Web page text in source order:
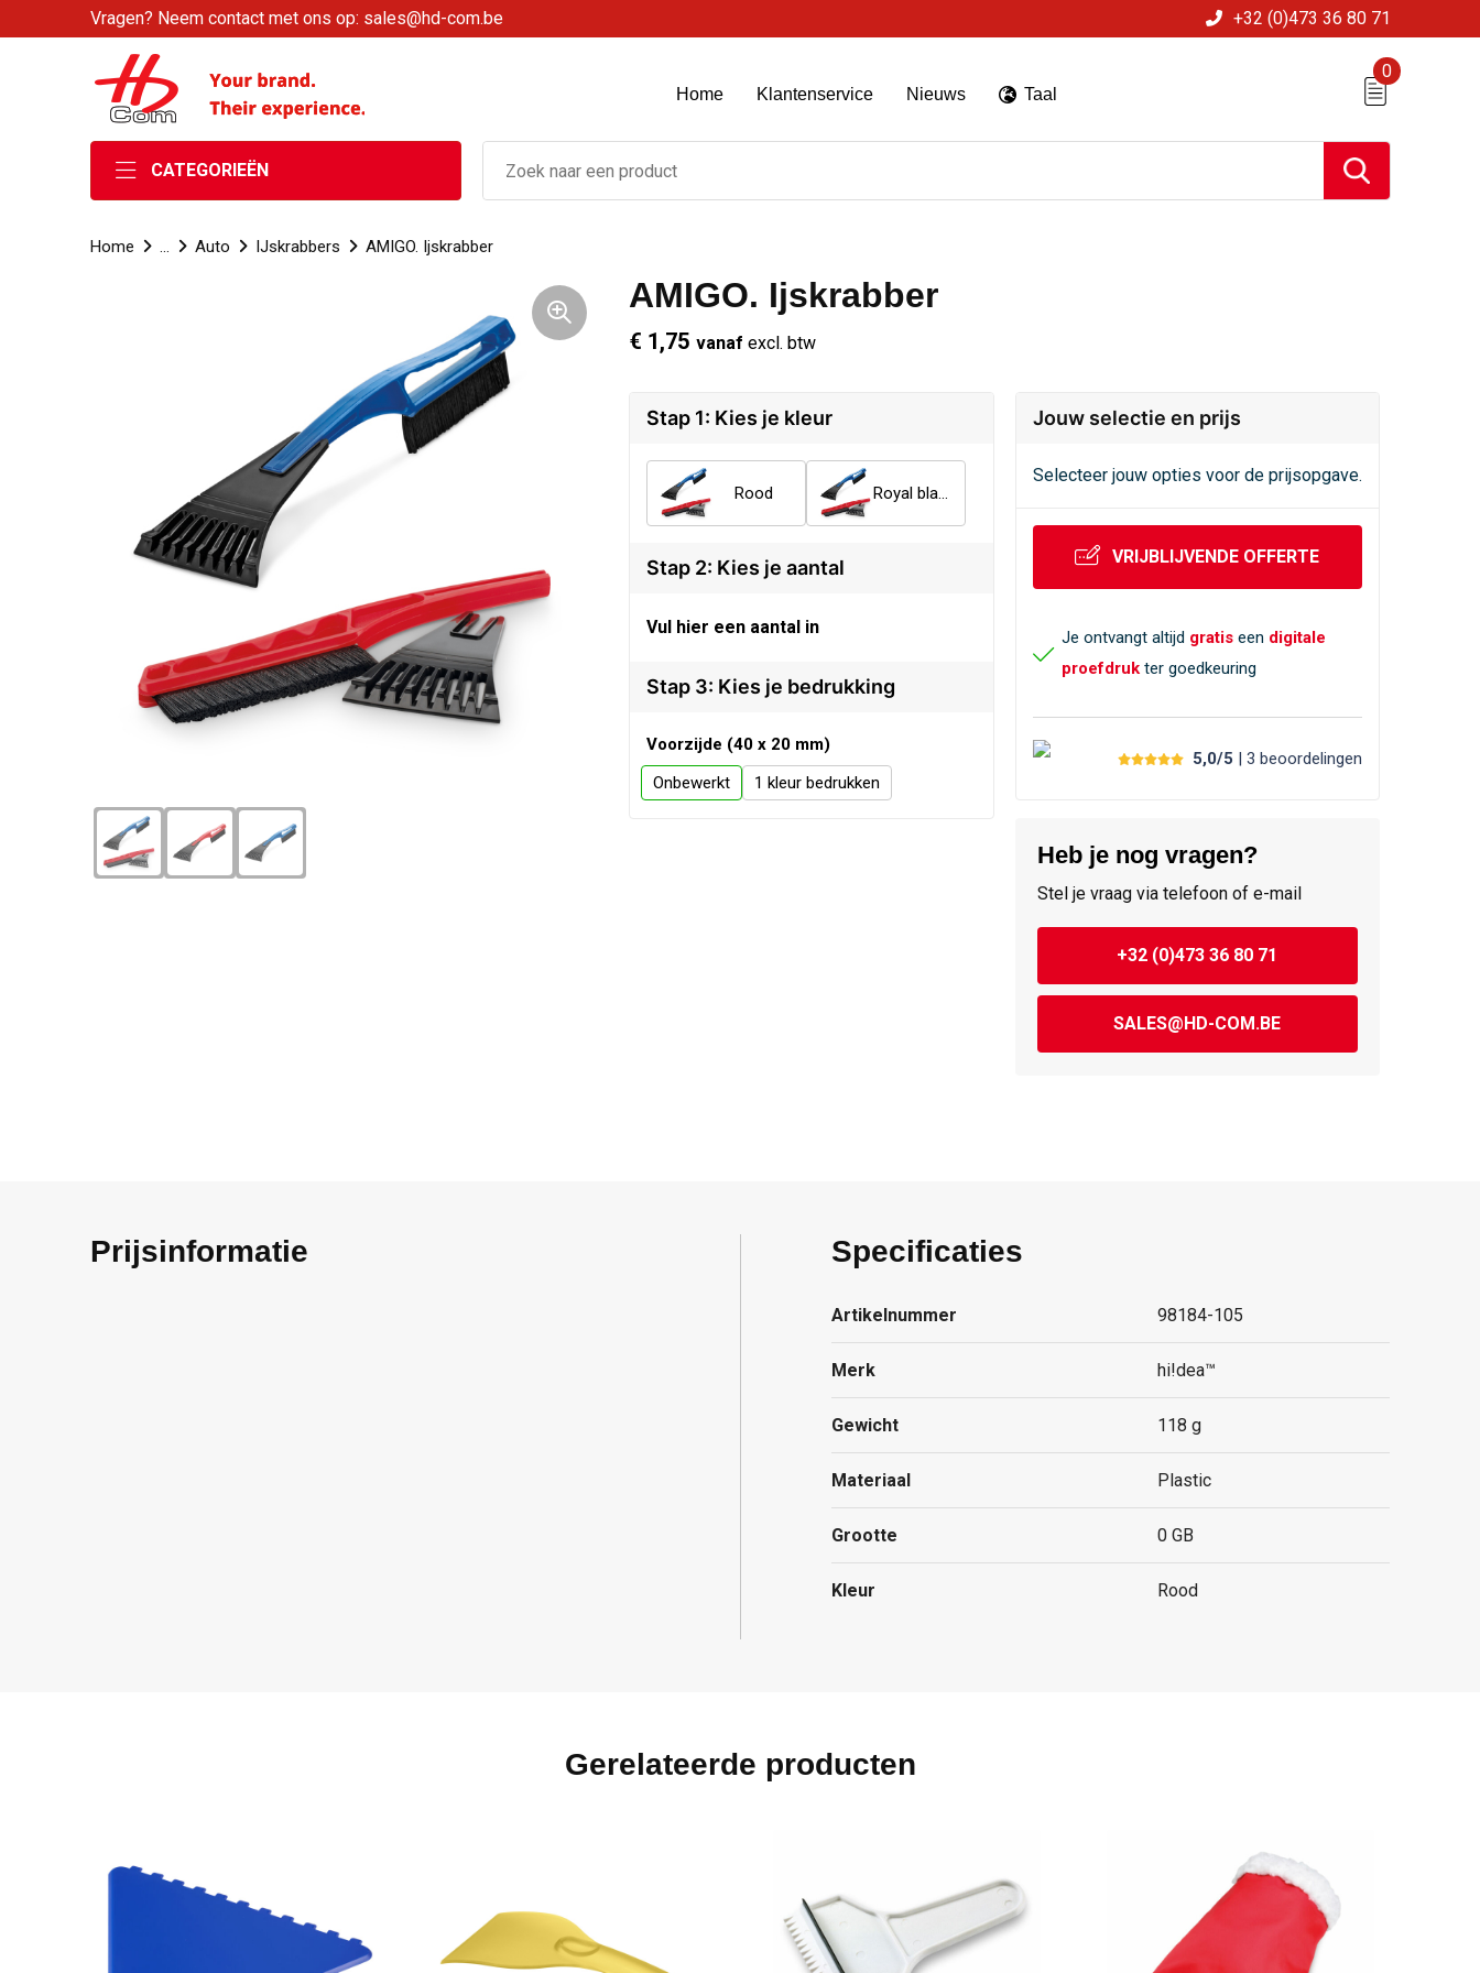
Vragen? Neem contact met ons op: sales@hd-com.be +32 (0)473 36 80 71
Home Klantenservice Nieuws Taal
0
CATEGORIEËN
Home ... Auto IJskrabbers AMIGO. Ijskrabber
AMIGO. Ijskrabber
€ 1,75 vanaf excl. btw
Stap 1: Kies je kleur
Rood Royal blauw
Stap 2: Kies je aantal
Vul hier een aantal in
Stap 3: Kies je bedrukking
Voorzijde (40 x 20 mm)
Onbewerkt
1
Jouw selectie en prijs
Selecteer jouw opties voor de prijsopgave.
VRIJBLIJVENDE OFFERTE
Je ontvangt altijd gratiseen digitale
proefdrukter goedkeuring
5,0/5 | 3 beoordelingen
Heb je nog vragen?
Stel je vraag via telefoon of e-mail
+32 (0)473 36 80 71
SALES@HD-COM.BE
Prijsinformatie Specificaties
Artikelnummer 98184-105
Merk hi!dea™
Gewicht 118 g
Materiaal Plastic
Grootte 0 GB
Kleur Rood
Gerelateerde producten